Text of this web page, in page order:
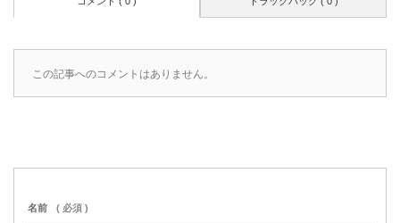
この記事へのコメントはありません。
名前 ( 必須 )